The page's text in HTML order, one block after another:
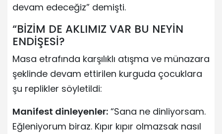
devam edeceğiz” demişti.
“BİZİM DE AKLIMIZ VAR BU NEYİN
ENDİŞESİ?
Masa etrafında karşılıklı atışma ve münazara
şeklinde devam ettirilen kurguda çocuklara
şu replikler söyletildi:
Manifest dinleyenler: “Sana ne dinliyorsam.
Eğleniyorum biraz. Kıpır kıpır olmazsak nasıl